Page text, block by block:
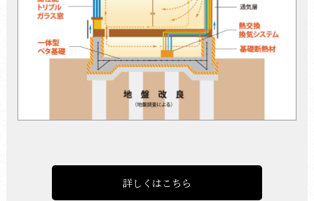
詳しくはこちら